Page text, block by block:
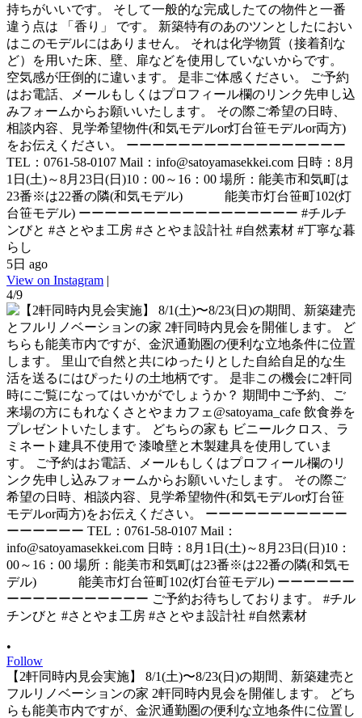
持ちがいいです。 そして一般的な完成したての物件と一番
違う点は 「香り」 です。 新築特有のあのツンとしたにおい
はこのモデルにはありません。 それは化学物質（接着剤な
ど）を用いた床、壁、扉などを使用していないからです。
空気感が圧倒的に違います。 是非ご体感ください。 ご予約
はお電話、メールもしくはプロフィール欄のリンク先申し込
みフォームからお願いいたします。 その際ご希望の日時、
相談内容、見学希望物件(和気モデルor灯台笹モデルor両方)
をお伝えください。 ーーーーーーーーーーーーーーーーー
TEL：0761-58-0107 Mail：info@satoyamasekkei.com 日時：8月
1日(土)～8月23日(日)10：00～16：00 場所：能美市和気町は
23番※は22番の隣(和気モデル) 能美市灯台笹町102(灯
台笹モデル) ーーーーーーーーーーーーーーーーー #チルチ
ンびと #さとやま工房 #さとやま設計社 #自然素材 #丁寧な暮
らし
5日 ago
View on Instagram |
4/9
•
Follow
【2軒同時内見会実施】 8/1(土)〜8/23(日)の期間、新築建売と
フルリノベーションの家 2軒同時内見会を開催します。 どち
らも能美市内ですが、金沢通勤圏の便利な立地条件に位置し